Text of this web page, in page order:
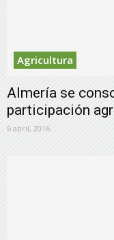
Agricultura
Almería se
participación
6 abril, 2016